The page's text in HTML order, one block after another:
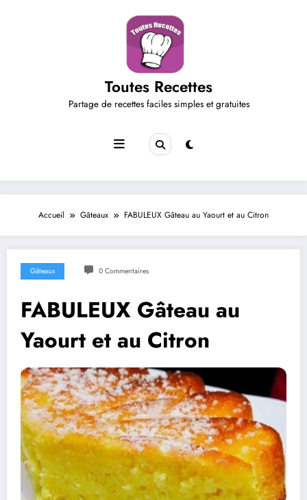
Toutes Recettes
Partage de recettes faciles simples et gratuites
Accueil Gâteaux FABULEUX Gâteau au Yaourt et au Citron
Gâteaux 0 Commentaires
FABULEUX Gâteau au
Yaourt et au Citron